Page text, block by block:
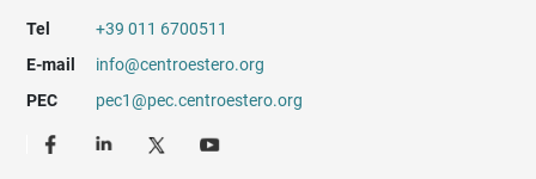
Tel
+39 011 6700511
E-mail
info@centroestero.org
PEC
pec1@pec.centroestero.org